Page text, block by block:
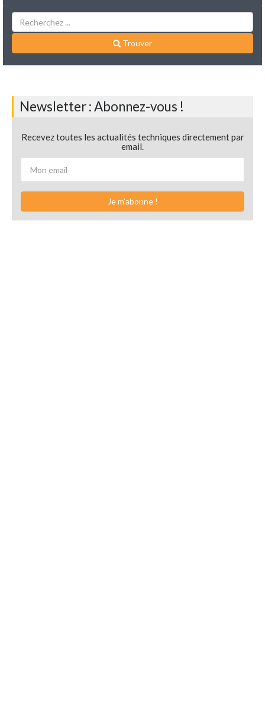
Trouver
Newsletter : Abonnez-vous !
Recevez toutes les actualités techniques directement par
email.
Je m'abonne !